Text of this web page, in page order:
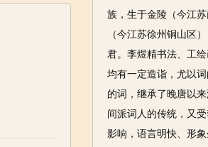
秋天
族，生于金陵（今江
（今江苏徐州铜山区
君。李煜精书法、工
均有一定造诣，尤以
的词，继承了晚唐以
间派词人的传统，又
影响，语言明快、形象